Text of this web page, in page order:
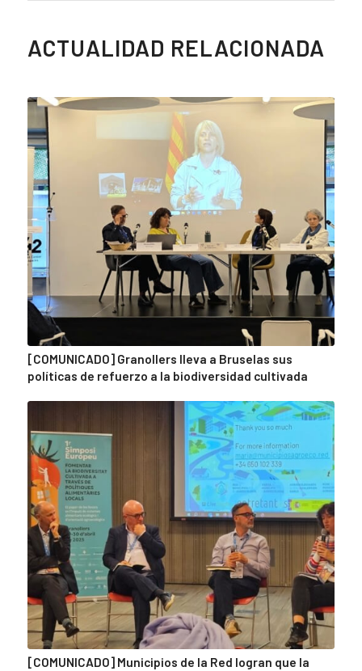
ACTUALIDAD RELACIONADA
[COMUNICADO] Granollers lleva a Bruselas sus
políticas de refuerzo a la biodiversidad cultivada
[COMUNICADO] Municipios de la Red logran que la